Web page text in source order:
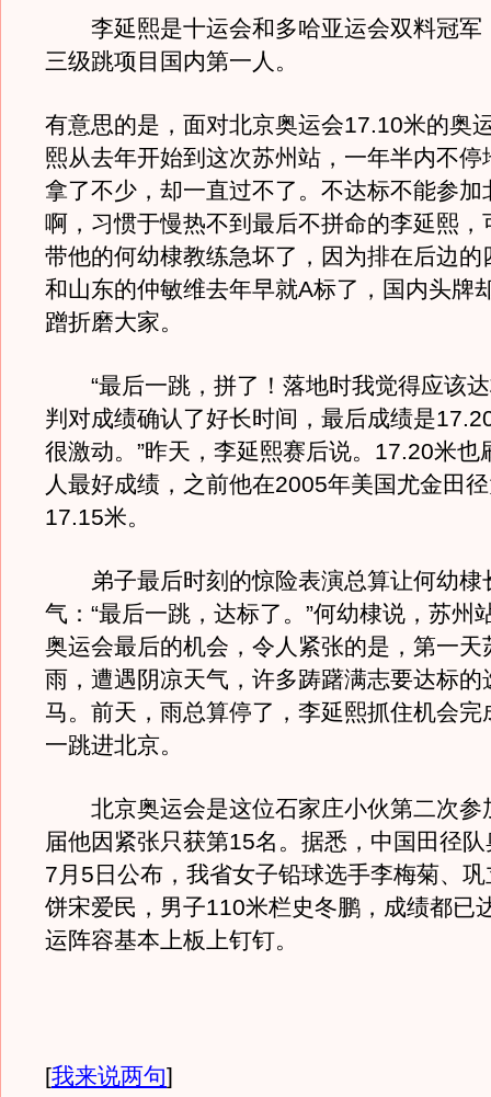
李延熙是十运会和多哈亚运会双料冠军
三级跳项目国内第一人。
有意思的是，面对北京奥运会17.10米的奥
熙从去年开始到这次苏州站，一年半内不停
拿了不少，却一直过不了。不达标不能参加
啊，习惯于慢热不到最后不拼命的李延熙，
带他的何幼棣教练急坏了，因为排在后边的
和山东的仲敏维去年早就A标了，国内头牌
蹭折磨大家。
“最后一跳，拼了！落地时我觉得应该达
判对成绩确认了好长时间，最后成绩是
很激动。”昨天，李延熙赛后说。17.20米也
人最好成绩，之前他在2005年美国尤金田
17.15米。
弟子最后时刻的惊险表演总算让何幼棣
气：“最后一跳，达标了。”何幼棣说，苏州
奥运会最后的机会，令人紧张的是，第一天
雨，遭遇阴凉天气，许多踌躇满志要达标的
马。前天，雨总算停了，李延熙抓住机会完
一跳进北京。
北京奥运会是这位石家庄小伙第二次参
届他因紧张只获第15名。据悉，中国田径
7月5日公布，我省女子铅球选手李梅菊、
饼宋爱民，男子110米栏史冬鹏，成绩都已
运阵容基本上板上钉钉。
[我来说两句]